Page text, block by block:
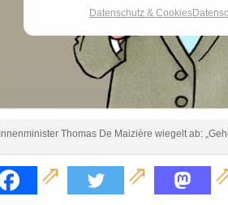
Datenschutz & Cookies
Innenminister Thomas De Maizière wiegelt ab: